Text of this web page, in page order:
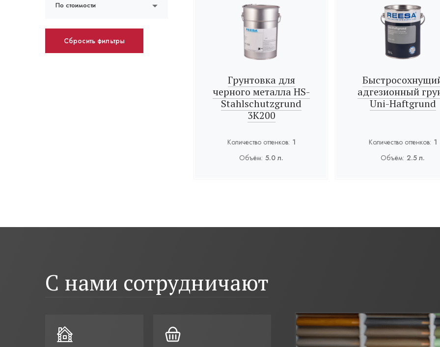
По стоимости
Сбросить фильтры
Грунтовка для
черного металла HS-
Stahlschutzgrund
3К200
Количество оттенков: 1
Объём: 5.0 л.
адгезионный
Uni-Haftgrund
Количество оттенков: 1
Объём: 2.5 л.
С нами сотрудничают